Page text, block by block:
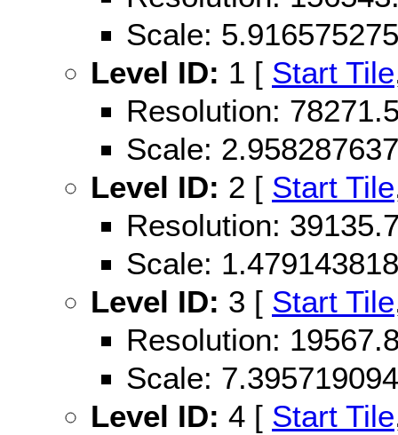
Scale:
Level ID: 1 [ Start Tile
Resolution:
Scale:
Level ID: 2 [ Start Tile
Resolution:
Scale:
Level ID: 3 [ Start Tile
Resolution:
Scale:
Level ID: 4 [ Start Tile